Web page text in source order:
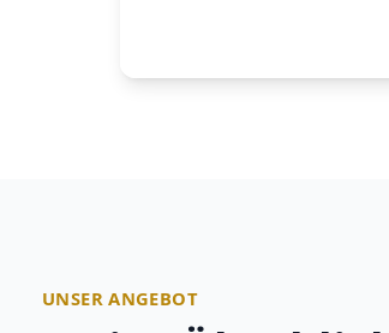
UNSER ANGEBOT